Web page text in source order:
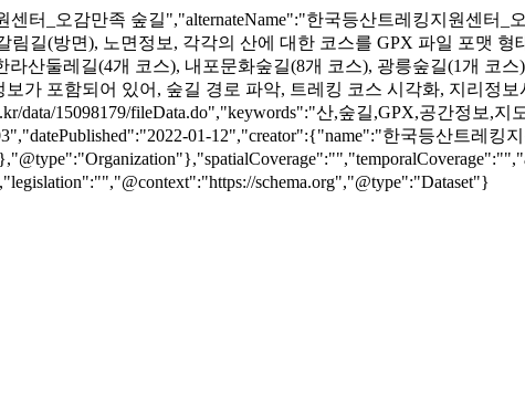
터_오감만족 숲길","alternateName":"한국등산트레킹지원센터
림길(방면), 노면정보, 각각의 산에 대한 코스를 GPX 파일 포맷
라산둘레길(4개 코스), 내포문화숲길(8개 코스), 광릉숲길(1개 코
가 포함되어 있어, 숲길 경로 파악, 트레킹 코스 시각화, 지리정
data/15098179/fileData.do","keywords":"산,숲길,GPX,공간정보,
01-12","creator":{"name":"한국등산트레
schema.org","@type":"Dataset"}